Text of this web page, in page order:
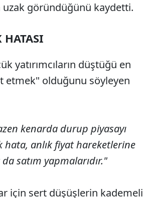
uzak göründüğünü kaydetti.
yatırımcıların düştüğü en
etmek" olduğunu söyleyen
kenarda durup piyasayı
hata, anlık fiyat hareketlerine
satım yapmalarıdır."
için sert düşüşlerin kademeli